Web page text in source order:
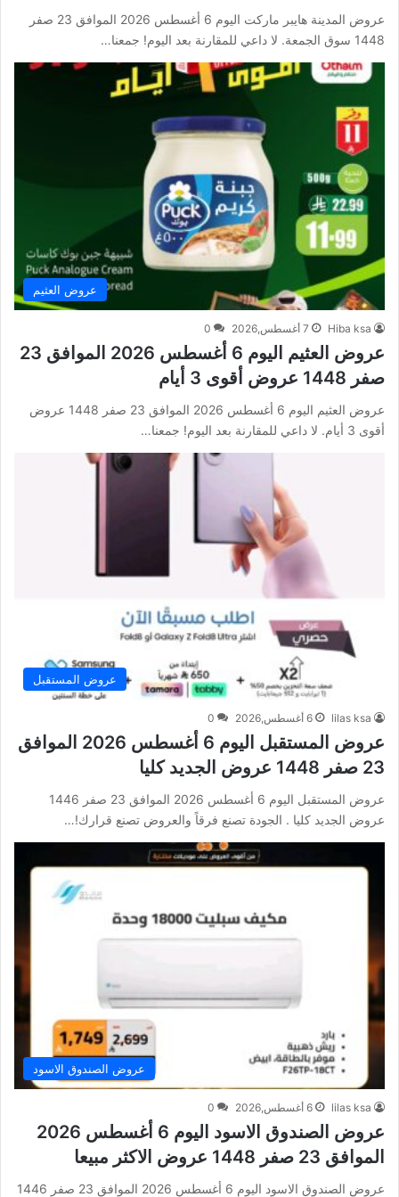
عروض المدينة هايبر ماركت اليوم 6 أغسطس 2026 الموافق 23 صفر
1448 سوق الجمعة. لا داعي للمقارنة بعد اليوم! جمعنا…
عروض العثيم
Hiba ksa 7 أغسطس,2026 0
عروض العثيم اليوم 6 أغسطس 2026 الموافق 23
صفر 1448 عروض أقوى 3 أيام
عروض العثيم اليوم 6 أغسطس 2026 الموافق 23 صفر 1448 عروض
أقوى 3 أيام. لا داعي للمقارنة بعد اليوم! جمعنا…
عروض المستقبل
lilas ksa 6 أغسطس,2026 0
عروض المستقبل اليوم 6 أغسطس 2026 الموافق
23 صفر 1448 عروض الجديد كليا
عروض المستقبل اليوم 6 أغسطس 2026 الموافق 23 صفر 1446
عروض الجديد كليا . الجودة تصنع فرقاً والعروض تصنع قرارك!…
عروض الصندوق الاسود
lilas ksa 6 أغسطس,2026 0
عروض الصندوق الاسود اليوم 6 أغسطس 2026
الموافق 23 صفر 1448 عروض الاكثر مبيعا
عروض الصندوق الاسود اليوم 6 أغسطس 2026 الموافق 23 صفر 1446